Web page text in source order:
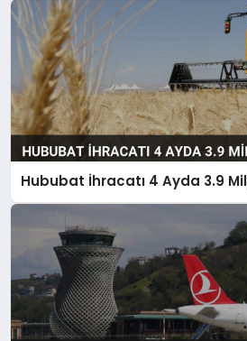
Hububat İhracatı 4 Ayda 3.9